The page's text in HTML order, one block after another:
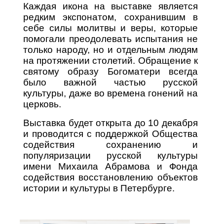
Каждая икона на выставке является
редким экспонатом, сохранившим в
себе силы молитвы и веры, которые
помогали преодолевать испытания не
только народу, но и отдельным людям
на протяжении столетий. Обращение к
святому образу Богоматери всегда
было важной частью русской
культуры, даже во времена гонений на
церковь.
Выставка будет открыта до 10 декабря
и проводится с поддержкой Общества
содействия сохранению и
популяризации русской культуры
имени Михаила Абрамова и Фонда
содействия восстановлению объектов
истории и культуры в Петербурге.